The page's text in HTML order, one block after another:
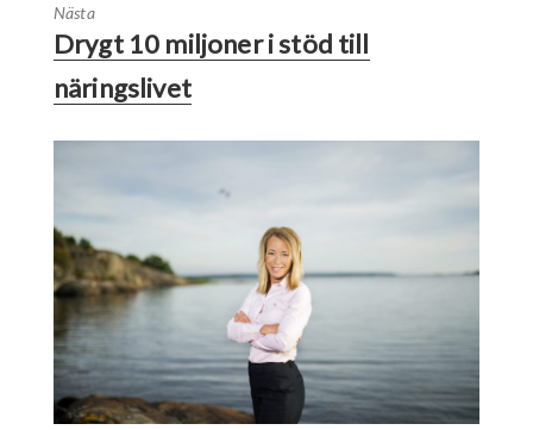
Nästa
Drygt 10 miljoner i stöd till
näringslivet